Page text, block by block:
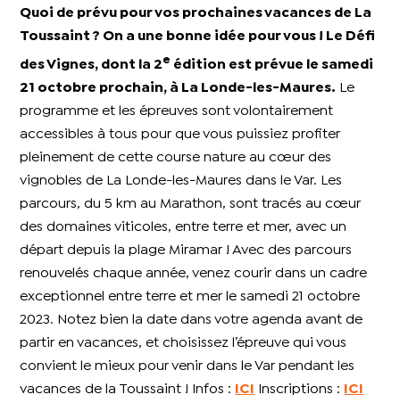
Quoi de prévu pour vos prochaines vacances de La
Toussaint ? On a une bonne idée pour vous ! Le Défi
des Vignes, dont la 2e édition est prévue le samedi
21 octobre prochain, à La Londe-les-Maures.
Le
programme et les épreuves sont volontairement
accessibles à tous pour que vous puissiez profiter
pleinement de cette course nature au cœur des
vignobles de La Londe-les-Maures dans le Var. Les
parcours, du 5 km au Marathon, sont tracés au cœur
des domaines viticoles, entre terre et mer, avec un
départ depuis la plage Miramar ! Avec des parcours
renouvelés chaque année, venez courir dans un cadre
exceptionnel entre terre et mer le samedi 21 octobre
2023. Notez bien la date dans votre agenda avant de
partir en vacances, et choisissez l’épreuve qui vous
convient le mieux pour venir dans le Var pendant les
vacances de la Toussaint ! Infos :
ICI Inscriptions : ICI